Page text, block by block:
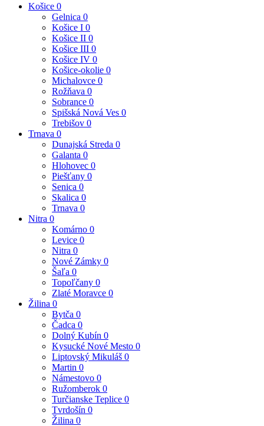
Košice 0
Gelnica 0
Košice I 0
Košice II 0
Košice III 0
Košice IV 0
Košice-okolie 0
Michalovce 0
Rožňava 0
Sobrance 0
Spišská Nová Ves 0
Trebišov 0
Trnava 0
Dunajská Streda 0
Galanta 0
Hlohovec 0
Piešťany 0
Senica 0
Skalica 0
Trnava 0
Nitra 0
Komárno 0
Levice 0
Nitra 0
Nové Zámky 0
Šaľa 0
Topoľčany 0
Zlaté Moravce 0
Žilina 0
Bytča 0
Čadca 0
Dolný Kubín 0
Kysucké Nové Mesto 0
Liptovský Mikuláš 0
Martin 0
Námestovo 0
Ružomberok 0
Turčianske Teplice 0
Tvrdošín 0
Žilina 0